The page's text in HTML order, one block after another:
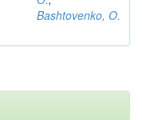
Bashtovenko, O.